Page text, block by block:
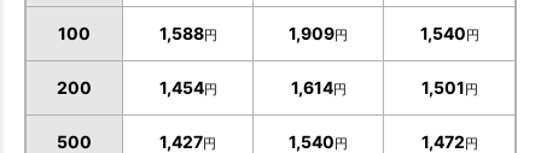
100 1,588円 1,909円 1,540円
200 1,454円 1,614円 1,501円
500 1,427円 1,540円 1,472円